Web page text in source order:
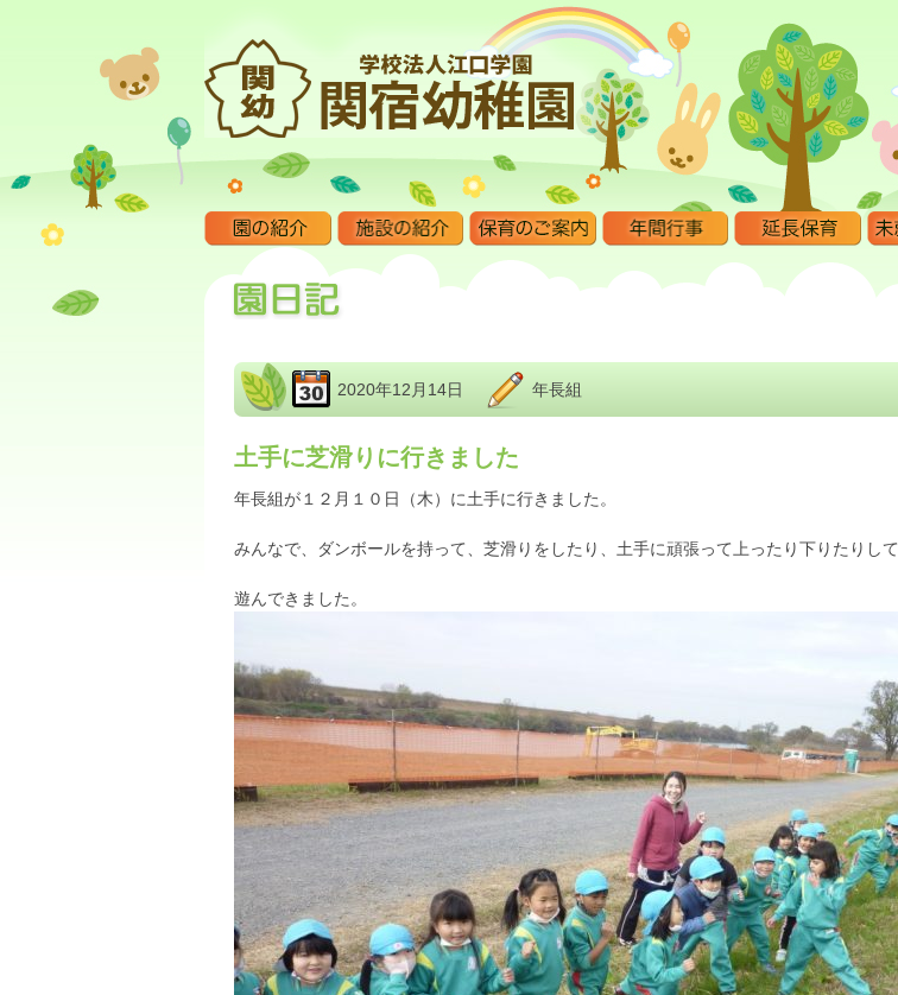
2020年12月14日 年長組
土手に芝滑りに行きました
年長組が１２月１０日（木）に土手に行きました。
みんなで、ダンボールを持って、芝滑りをしたり、土手に頑張って上ったり下りたりして
遊んできました。